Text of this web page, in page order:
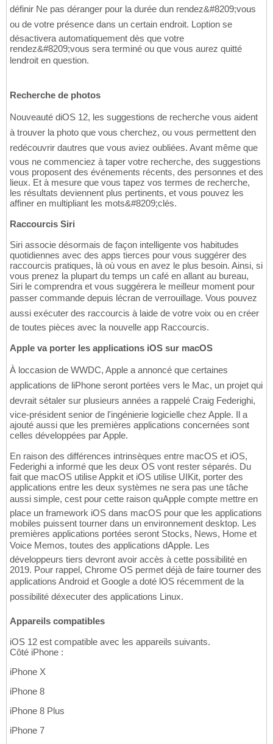
définir Ne pas déranger pour la durée dun rendez&#8209;vous
ou de votre présence dans un certain endroit. Loption se
désactivera automatiquement dès que votre
rendez&#8209;vous sera terminé ou que vous aurez quitté
lendroit en question.
Recherche de photos
Nouveauté diOS 12, les suggestions de recherche vous aident
à trouver la photo que vous cherchez, ou vous permettent den
redécouvrir dautres que vous aviez oubliées. Avant même que
vous ne commenciez à taper votre recherche, des suggestions
vous proposent des événements récents, des personnes et des
lieux. Et à mesure que vous tapez vos termes de recherche,
les résultats deviennent plus pertinents, et vous pouvez les
affiner en multipliant les mots&#8209;clés.
Raccourcis Siri
Siri associe désormais de façon intelligente vos habitudes
quotidiennes avec des apps tierces pour vous suggérer des
raccourcis pratiques, là où vous en avez le plus besoin. Ainsi, si
vous prenez la plupart du temps un café en allant au bureau,
Siri le comprendra et vous suggérera le meilleur moment pour
passer commande depuis lécran de verrouillage. Vous pouvez
aussi exécuter des raccourcis à laide de votre voix ou en créer
de toutes pièces avec la nouvelle app Raccourcis.
Apple va porter les applications iOS sur macOS
À loccasion de WWDC, Apple a annoncé que certaines
applications de liPhone seront portées vers le Mac, un projet qui
devrait sétaler sur plusieurs années a rappelé Craig Federighi,
vice-président senior de l'ingénierie logicielle chez Apple. Il a
ajouté aussi que les premières applications concernées sont
celles développées par Apple.
En raison des différences intrinsèques entre macOS et iOS,
Federighi a informé que les deux OS vont rester séparés. Du
fait que macOS utilise Appkit et iOS utilise UIKit, porter des
applications entre les deux systèmes ne sera pas une tâche
aussi simple, cest pour cette raison quApple compte mettre en
place un framework iOS dans macOS pour que les applications
mobiles puissent tourner dans un environnement desktop. Les
premières applications portées seront Stocks, News, Home et
Voice Memos, toutes des applications dApple. Les
développeurs tiers devront avoir accès à cette possibilité en
2019. Pour rappel, Chrome OS permet déjà de faire tourner des
applications Android et Google a doté lOS récemment de la
possibilité déxecuter des applications Linux.
Appareils compatibles
iOS 12 est compatible avec les appareils suivants.
Côté iPhone :
iPhone X
iPhone 8
iPhone 8 Plus
iPhone 7